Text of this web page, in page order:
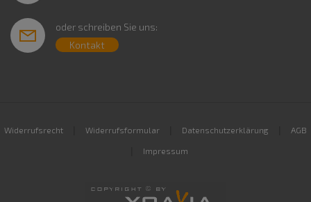
oder schreiben Sie uns:
Kontakt
Widerrufsrecht Widerrufsformular Datenschutzerklärung AGB
Impressum